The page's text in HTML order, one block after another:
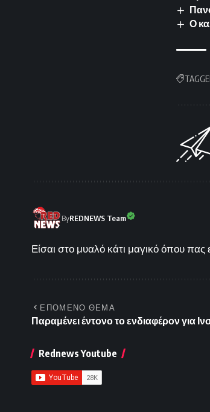
Ο
ByREDNEWS Team
Είσαι στο μυαλό κάτι μαγικό όπου
ΕΠΟΜΕΝΟ ΘΕΜΑ
Παραμένει έντονο το ενδιαφέρον για
Rednews Youtube